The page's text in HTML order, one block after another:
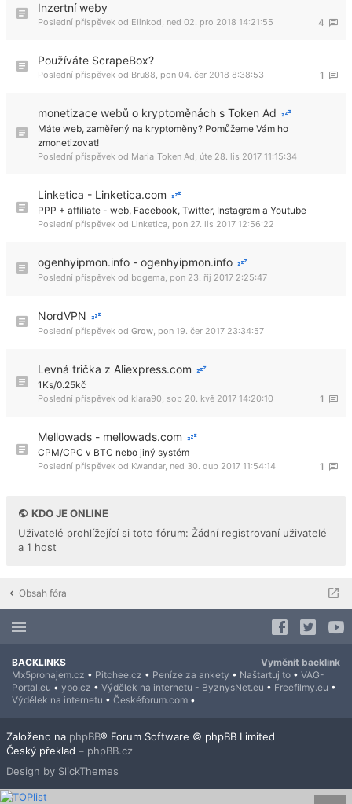
Inzertní weby
4
Poslední příspěvek od Elinkod, ned 02. pro 2018 14:21:55
Používáte ScrapeBox?
1
Poslední příspěvek od Bru88, pon 04. čer 2018 8:38:53
monetizace webů o kryptoměnách s Token Ad
Máte web, zaměřený na kryptoměny? Pomůžeme Vám ho
zmonetizovat!
Poslední příspěvek od Maria_Token Ad, úte 28. lis 2017 11:15:34
Linketica - Linketica.com
PPP + affiliate - web, Facebook, Twitter, Instagram a Youtube
Poslední příspěvek od Linketica, pon 27. lis 2017 12:56:22
ogenhyipmon.info - ogenhyipmon.info
Poslední příspěvek od bogema, pon 23. říj 2017 2:25:47
NordVPN
Poslední příspěvek od Grow, pon 19. čer 2017 23:34:57
Levná trička z Aliexpress.com
1Ks/0.25kč
1
Poslední příspěvek od klara90, sob 20. kvě 2017 14:20:10
Mellowads - mellowads.com
CPM/CPC v BTC nebo jiný systém
1
Poslední příspěvek od Kwandar, ned 30. dub 2017 11:54:14
KDO JE ONLINE
Uživatelé prohlížející si toto fórum: Žádní registrovaní uživatelé
a 1 host
Obsah fóra
BACKLINKS
Vyměnit backlink
Mx5pronajem.cz • Pitchee.cz • Peníze za ankety • Naštartuj to • VAG-
Portal.eu • ybo.cz • Výdělek na internetu - ByznysNet.eu • Freefilmy.eu •
Výdělek na internetu • Českéforum.com •
Založeno na phpBB® Forum Software © phpBB Limited
Český překlad – phpBB.cz
Design by SlickThemes